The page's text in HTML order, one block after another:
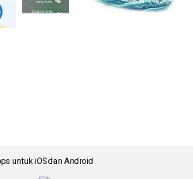
untuk iOS dan Android